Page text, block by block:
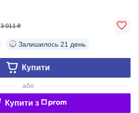
3 011 ₴
Залишилось 21 день
Купити
або
Купити з